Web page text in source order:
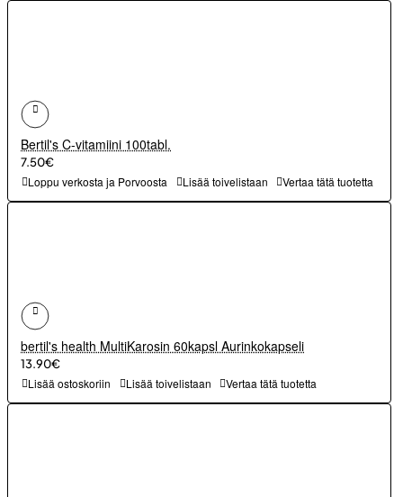
Bertil's C-vitamiini 100tabl.
7.50€
Loppu verkosta ja Porvoosta Lisää toivelistaan Vertaa tätä tuotetta
bertil's health MultiKarosin 60kapsl Aurinkokapseli
13.90€
Lisää ostoskoriin Lisää toivelistaan Vertaa tätä tuotetta